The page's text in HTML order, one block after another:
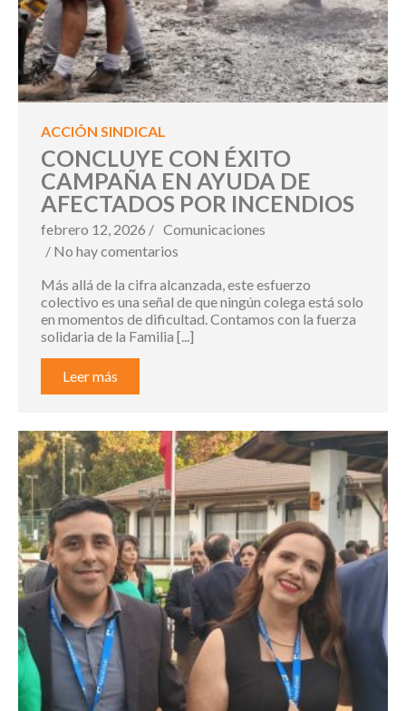
ACCIÓN SINDICAL
CONCLUYE CON ÉXITO
CAMPAÑA EN AYUDA DE
AFECTADOS POR INCENDIOS
febrero 12, 2026 / Comunicaciones
/ No hay comentarios
Más allá de la cifra alcanzada, este esfuerzo
colectivo es una señal de que ningún colega está solo
en momentos de dificultad. Contamos con la fuerza
solidaria de la Familia [...]
Leer más